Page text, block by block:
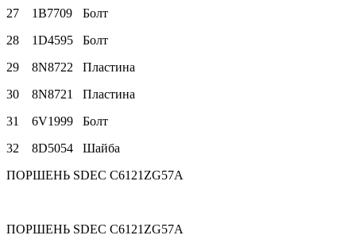
27
1B7709
Болт
28
1D4595
Болт
29
8N8722
Пластина
30
8N8721
Пластина
31
6V1999
Болт
32
8D5054
Шайба
ПОРШЕНЬ SDEC C6121ZG57A
ПОРШЕНЬ SDEC C6121ZG57A